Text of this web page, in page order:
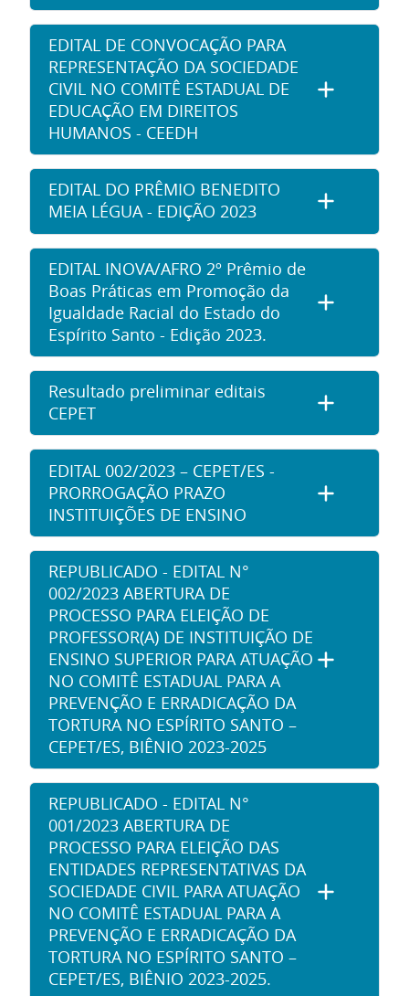
EDITAL DE CONVOCAÇÃO PARA
REPRESENTAÇÃO DA SOCIEDADE
CIVIL NO COMITÊ ESTADUAL DE
EDUCAÇÃO EM DIREITOS
HUMANOS - CEEDH
EDITAL DO PRÊMIO BENEDITO
MEIA LÉGUA - EDIÇÃO 2023
EDITAL INOVA/AFRO 2º Prêmio de
Boas Práticas em Promoção da
Igualdade Racial do Estado do
Espírito Santo - Edição 2023.
Resultado preliminar editais
CEPET
EDITAL 002/2023 – CEPET/ES -
PRORROGAÇÃO PRAZO
INSTITUIÇÕES DE ENSINO
REPUBLICADO - EDITAL N°
002/2023 ABERTURA DE
PROCESSO PARA ELEIÇÃO DE
PROFESSOR(A) DE INSTITUIÇÃO DE
ENSINO SUPERIOR PARA ATUAÇÃO
NO COMITÊ ESTADUAL PARA A
PREVENÇÃO E ERRADICAÇÃO DA
TORTURA NO ESPÍRITO SANTO –
CEPET/ES, BIÊNIO 2023-2025
REPUBLICADO - EDITAL N°
001/2023 ABERTURA DE
PROCESSO PARA ELEIÇÃO DAS
ENTIDADES REPRESENTATIVAS DA
SOCIEDADE CIVIL PARA ATUAÇÃO
NO COMITÊ ESTADUAL PARA A
PREVENÇÃO E ERRADICAÇÃO DA
TORTURA NO ESPÍRITO SANTO –
CEPET/ES, BIÊNIO 2023-2025.